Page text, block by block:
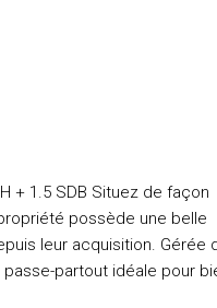
+ 1.5 SDB Situez de façon
possède une belle
leur acquisition. Gérée
partout idéale pour